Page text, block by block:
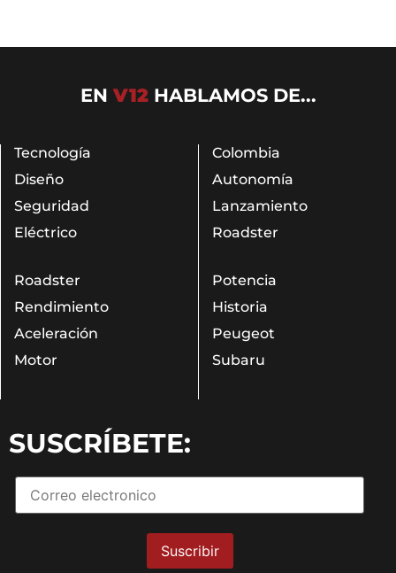
ENV12HABLAMOS DE...
Tecnología
Diseño
Seguridad
Eléctrico
Colombia
Autonomía
Lanzamiento
Roadster
Roadster
Rendimiento
Aceleración
Motor
Potencia
Historia
Peugeot
Subaru
SUSCRÍBETE: